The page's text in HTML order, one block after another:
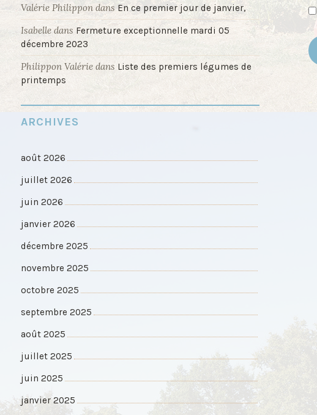
Valérie Philippondans En ce premier jour de janvier,
Isabelledans Fermeture exceptionnelle mardi 05
décembre 2023
Philippon Valériedans Liste des premiers légumes de
printemps
ARCHIVES
août 2026
juillet 2026
juin 2026
janvier 2026
décembre 2025
novembre 2025
octobre 2025
septembre 2025
août 2025
juillet 2025
juin 2025
janvier 2025